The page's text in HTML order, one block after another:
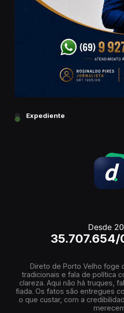
Expediente
Desde
Direto de Porto Velho foge
tradicionais e fala de política
clareza. Aqui não há truques,
fiada. Os fatos são entregues
o que custar, com a